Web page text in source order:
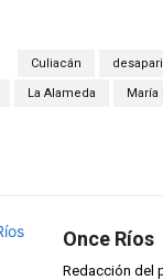
a
Culiacán
La Alameda María
Once Ríos
Redacción del